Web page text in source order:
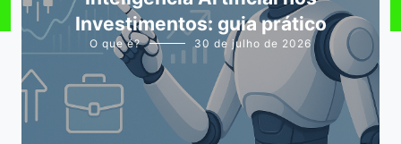
Investimentos: guia prático
O que é? 30 de julho de 2026